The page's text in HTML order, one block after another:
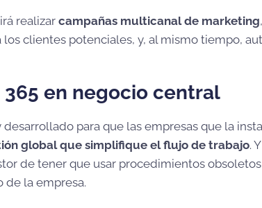
realizarcampañas multicanal de marketing
clientes potenciales, y, al mismo tiempo,
365 en negocio central
desarrollado para que las empresas que la
global que simplifique el flujo de trabajo.
de tener que usar procedimientos
de la empresa.